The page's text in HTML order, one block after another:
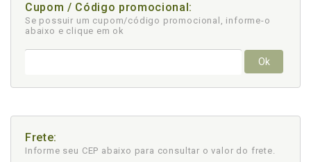
Cupom / Código promocional:
Se possuir um cupom/código promocional, informe-o
abaixo e clique em ok
Ok
Frete:
Informe seu CEP abaixo para consultar o valor do frete.